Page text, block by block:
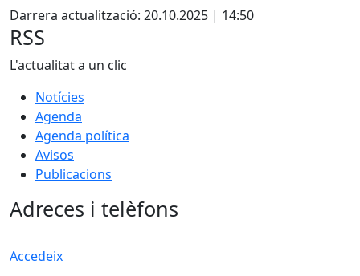
Darrera actualització: 20.10.2025 | 14:50
RSS
L'actualitat a un clic
Notícies
Agenda
Agenda política
Avisos
Publicacions
Adreces i telèfons
Accedeix